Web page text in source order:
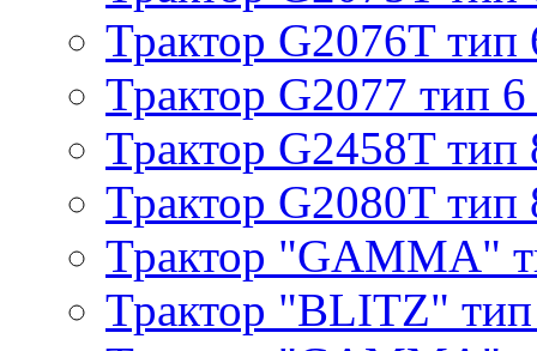
Трактор G2076T тип
Трактор G2077 тип 6
Трактор G2458T тип
Трактор G2080T тип
Трактор "GAMMA"
Трактор "BLITZ"